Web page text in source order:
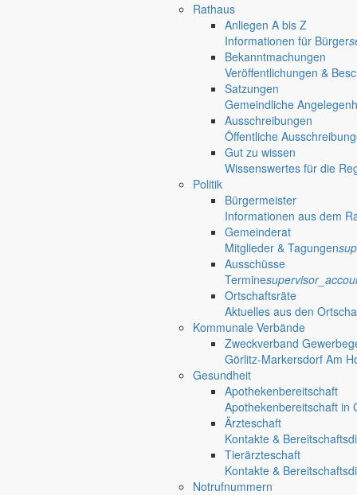
Rathaus
Anliegen A bis Z
Informationen für Bürger
Bekanntmachungen
Veröffentlichungen &
Satzungen
Gemeindliche
Ausschreibungen
Öffentliche
Gut zu wissen
Wissenswertes für die
Politik
Bürgermeister
Informationen aus dem
Gemeinderat
Mitglieder & Tagungen
Ausschüsse
Termine
Ortschaftsräte
Aktuelles aus den
Kommunale Verbände
Zweckverband
Görlitz-Markersdorf Am
Gesundheit
Apothekenbereitschaft
Apothekenbereitschaft in
Ärzteschaft
Kontakte &
Tierärzteschaft
Kontakte &
Notrufnummern